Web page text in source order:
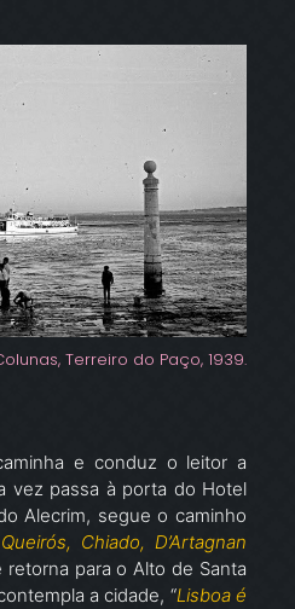
Terreiro do Paço, 1939.
e conduz o leitor a
vez passa à porta do Hotel
Alecrim, segue o caminho
Chiado, D’Artagnan
retorna para o Alto de Santa
a cidade, “Lisboa é